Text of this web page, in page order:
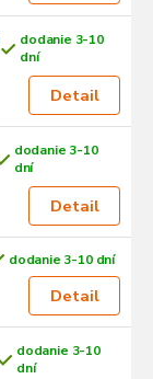
dodanie 3-10
dní
Detail
dodanie 3-10
dní
Detail
dodanie 3-10 dní
Detail
dodanie 3-10
dní